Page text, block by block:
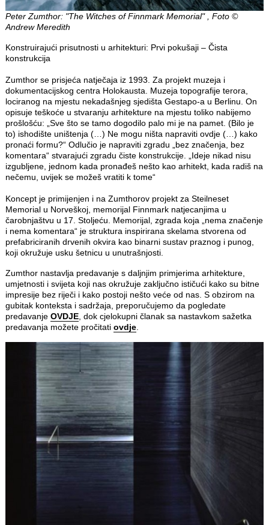
Peter Zumthor: "The Witches of Finnmark Memorial" , Foto ©
Andrew Meredith
Konstruirajući prisutnosti u arhitekturi: Prvi pokušaji – Čista
konstrukcija
Zumthor se prisjeća natječaja iz 1993. Za projekt muzeja i
dokumentacijskog centra Holokausta. Muzeja topografije terora,
lociranog na mjestu nekadašnjeg sjedišta Gestapo-a u Berlinu. On
opisuje teškoće u stvaranju arhitekture na mjestu toliko nabijemo
prošlošću: „Sve što se tamo dogodilo palo mi je na pamet. (Bilo je
to) ishodište uništenja (…) Ne mogu ništa napraviti ovdje (…) kako
pronaći formu?“ Odlučio je napraviti zgradu „bez značenja, bez
komentara“ stvarajući zgradu čiste konstrukcije. „Ideje nikad nisu
izgubljene, jednom kada pronađeš nešto kao arhitekt, kada radiš na
nečemu, uvijek se možeš vratiti k tome“
Koncept je primijenjen i na Zumthorov projekt za Steilneset
Memorial u Norveškoj, memorijal Finnmark natjecanjima u
čarobnjaštvu u 17. Stoljeću. Memorijal, zgrada koja „nema značenje
i nema komentara“ je struktura inspirirana skelama stvorena od
prefabriciranih drvenih okvira kao binarni sustav praznog i punog,
koji okružuje usku šetnicu u unutrašnjosti.
Zumthor nastavlja predavanje s daljnjim primjerima arhitekture,
umjetnosti i svijeta koji nas okružuje zaključno ističući kako su bitne
impresije bez riječi i kako postoji nešto veće od nas. S obzirom na
gubitak konteksta i sadržaja, preporučujemo da pogledate
predavanje OVDJE, dok cjelokupni članak sa nastavkom sažetka
predavanja možete pročitati ovdje.